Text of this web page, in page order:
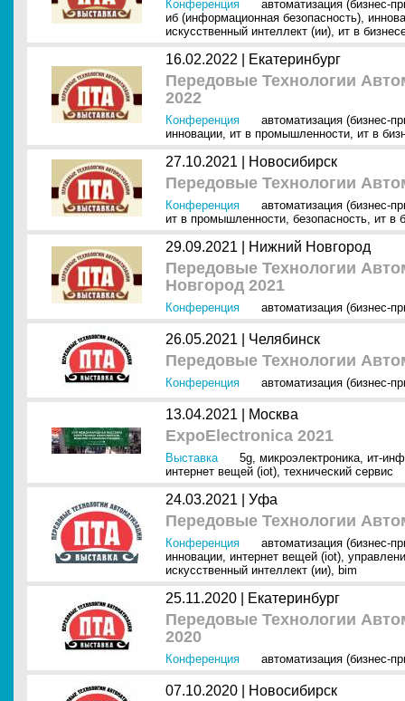
Конференция
автоматизация (бизнес-
иб (информационная безопасность),
искусственный интеллект (ии), ит в
16.02.2022 | Екатеринбург
Передовые Технологии
2022
Конференция
автоматизация (бизнес-
инновации, ит в промышленности, ит в
27.10.2021 | Новосибирск
Передовые Технологии
Конференция
автоматизация (бизнес-
ит в промышленности, безопасность, ит в
29.09.2021 | Нижний Новгород
Передовые Технологии
Новгород 2021
Конференция автоматизация (бизнес-
26.05.2021 | Челябинск
Передовые Технологии
Конференция автоматизация (бизнес-
13.04.2021 | Москва
ExpoElectronica 2021
Выставка 5g, микроэлектроника, ит-
интернет вещей (iot), технический сервис
24.03.2021 | Уфа
Передовые Технологии
Конференция
автоматизация (бизнес-
инновации, интернет вещей (iot),
искусственный интеллект (ии), bim
25.11.2020 | Екатеринбург
Передовые Технологии
2020
Конференция автоматизация (бизнес-
07.10.2020 | Новосибирск